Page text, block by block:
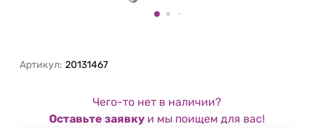
Артикул: 20131467
Чего-то нет в наличии?
Оставьте заявку и мы поищем для вас!